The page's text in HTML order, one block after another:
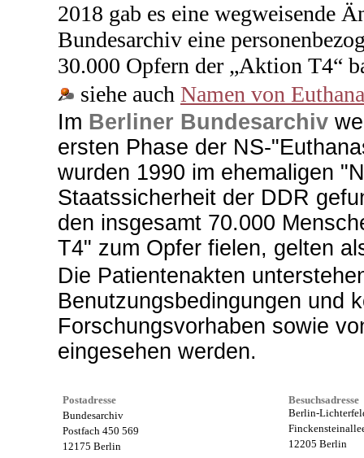
2018 gab es eine wegweisende
Bundesarchiv eine
30.000 Opfern der „Aktion T4“
siehe auch Namen von
Im Berliner Bundesarchiv
ersten Phase der NS-
wurden 1990 im ehemaligen
Staatssicherheit der DDR
den insgesamt 70.000
T4" zum Opfer fielen, gelten
Die Patientenakten
Benutzungsbedingungen und
Forschungsvorhaben sowie
eingesehen werden.
Postadresse
Bundesarchiv
Postfach 450 569
12175 Berlin
Besuchsadresse
Berlin-
12205 Berlin